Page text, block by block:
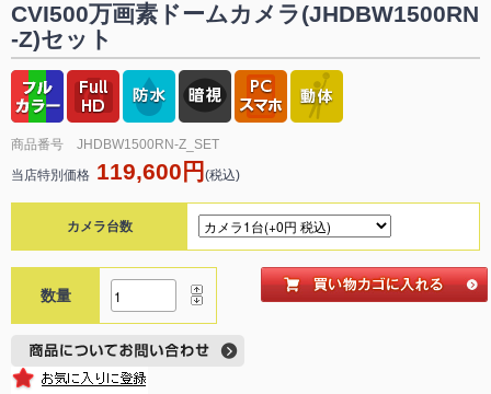
CVI500万画素ドームカメラ(JHDBW1500RN
-Z)セット
商品番号 JHDBW1500RN-Z_SET
当店特別価格 119,600円 (税込)
カメラ台数
数量